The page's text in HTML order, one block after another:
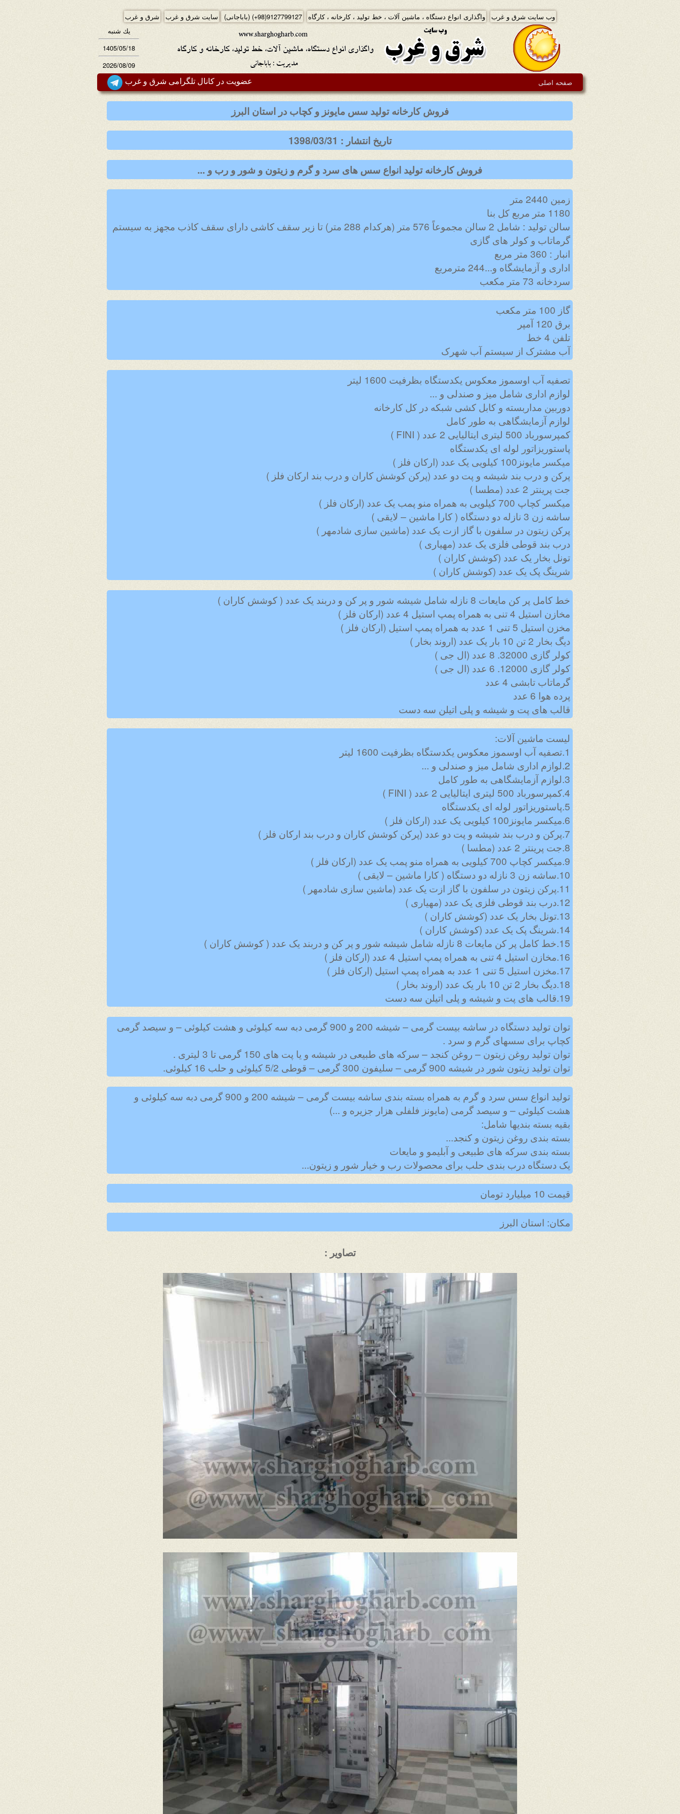
وب سایت شرق و غرب واگذاری انواع دستگاه ، ماشین آلات ، خط تولید ، کارخانه ، کارگاه (+98)9127799127 (باباجانی) سایت شرق و غرب
شرق و غرب
يك شنبه
1405/05/18
2026/08/09
صفحه اصلی
عضویت در کانال تلگرامی شرق و غرب
فروش کارخانه تولید سس مایونز و کچاب در استان البرز
تاریخ انتشار : 1398/03/31
فروش کارخانه تولید انواع سس های سرد و گرم و زیتون و شور و رب و ...
زمین 2440 متر
1180 متر مربع کل بنا
سالن تولید : شامل 2 سالن مجموعاً 576 متر (هرکدام 288 متر) تا زیر سقف کاشی دارای سقف کاذب مجهز به سیستم
گرماتاب و کولر های گازی
انبار : 360 متر مربع
اداری و آزمایشگاه و...244 مترمربع
سردخانه 73 متر مکعب
گاز 100 متر مکعب
برق 120 آمپر
تلفن 4 خط
آب مشترک از سیستم آب شهرک
تصفیه آب اوسموز معکوس یکدستگاه بظرفیت 1600 لیتر
لوازم اداری شامل میز و صندلی و ...
دوربین مداربسته و کابل کشی شبکه در کل کارخانه
لوازم آزمایشگاهی به طور کامل
کمپرسورباد 500 لیتری ایتالیایی 2 عدد ( FINI )
پاستوریزاتور لوله ای یکدستگاه
میکسر مایونز100 کیلویی یک عدد (ارکان فلز )
پرکن و درب بند شیشه و پت دو عدد (پرکن کوشش کاران و درب بند ارکان فلز )
جت پرینتر 2 عدد (مطسا )
میکسر کچاپ 700 کیلویی به همراه منو پمب یک عدد (ارکان فلز )
ساشه زن 3 نازله دو دستگاه ( کارا ماشین – لایقی )
پرکن زیتون در سلفون با گاز ازت یک عدد (ماشین سازی شادمهر )
درب بند قوطی فلزی یک عدد (مهیاری )
تونل بخار یک عدد (کوشش کاران )
شرینگ پک یک عدد (کوشش کاران )
خط کامل پر کن مایعات 8 نازله شامل شیشه شور و پر کن و دربند یک عدد ( کوشش کاران )
مخازن استیل 4 تنی به همراه پمپ استیل 4 عدد (ارکان فلز )
مخزن استیل 5 تنی 1 عدد به همراه پمپ استیل (ارکان فلز )
دیگ بخار 2 تن 10 بار یک عدد (اروند بخار )
کولر گازی 32000. 8 عدد (ال جی )
کولر گازی 12000. 6 عدد (ال جی )
گرماتاب تابشی 4 عدد
پرده هوا 6 عدد
قالب های پت و شیشه و پلی اتیلن سه دست
لیست ماشین آلات:
1.تصفیه آب اوسموز معکوس یکدستگاه بظرفیت 1600 لیتر
2.لوازم اداری شامل میز و صندلی و ...
3.لوازم آزمایشگاهی به طور کامل
4.کمپرسورباد 500 لیتری ایتالیایی 2 عدد ( FINI )
5.پاستوریزاتور لوله ای یکدستگاه
6.میکسر مایونز100 کیلویی یک عدد (ارکان فلز )
7.پرکن و درب بند شیشه و پت دو عدد (پرکن کوشش کاران و درب بند ارکان فلز )
8.جت پرینتر 2 عدد (مطسا )
9.میکسر کچاپ 700 کیلویی به همراه منو پمب یک عدد (ارکان فلز )
10.ساشه زن 3 نازله دو دستگاه ( کارا ماشین – لایقی )
11.پرکن زیتون در سلفون با گاز ازت یک عدد (ماشین سازی شادمهر )
12.درب بند قوطی فلزی یک عدد (مهیاری )
13.تونل بخار یک عدد (کوشش کاران )
14.شرینگ پک یک عدد (کوشش کاران )
15.خط کامل پر کن مایعات 8 نازله شامل شیشه شور و پر کن و دربند یک عدد ( کوشش کاران )
16.مخازن استیل 4 تنی به همراه پمپ استیل 4 عدد (ارکان فلز )
17.مخزن استیل 5 تنی 1 عدد به همراه پمپ استیل (ارکان فلز )
18.دیگ بخار 2 تن 10 بار یک عدد (اروند بخار )
19.قالب های پت و شیشه و پلی اتیلن سه دست
توان تولید دستگاه در ساشه بیست گرمی – شیشه 200 و 900 گرمی دبه سه کیلوئی و هشت کیلوئی – و سیصد گرمی
کچاپ برای سسهای گرم و سرد .
توان تولید روغن زیتون – روغن کنجد – سرکه های طبیعی در شیشه و یا پت های 150 گرمی تا 3 لیتری .
توان تولید زیتون شور در شیشه 900 گرمی – سلیفون 300 گرمی – قوطی 5/2 کیلوئی و حلب 16 کیلوئی.
تولید انواع سس سرد و گرم به همراه بسته بندی ساشه بیست گرمی – شیشه 200 و 900 گرمی دبه سه کیلوئی و
هشت کیلوئی – و سیصد گرمی (مایونز فلفلی هزار جزیره و ...)
بقیه بسته بندیها شامل:
بسته بندی روغن زیتون و کنجد...
بسته بندی سرکه های طبیعی و آبلیمو و مایعات
یک دستگاه درب بندی حلب برای محصولات رب و خیار شور و زیتون...
قیمت 10 میلیارد تومان
مکان: استان البرز
تصاویر :